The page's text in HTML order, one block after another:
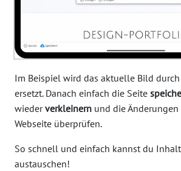
Im Beispiel wird das aktuelle Bild
ersetzt. Danach einfach die Seite
wiederverkleinern und die
Webseite überprüfen.
So schnell und einfach kannst du
austauschen!